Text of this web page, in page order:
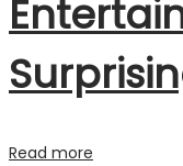
Read more